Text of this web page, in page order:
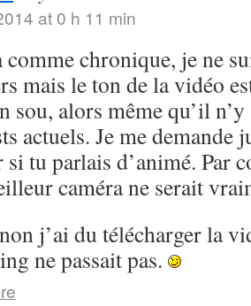
at 0 h 11 min
comme chronique, je ne
mais le ton de la vidéo
sou, alors même qu’il
actuels. Je me demande
si tu parlais d’animé. Par
caméra ne serait
j’ai du télécharger la
ne passait pas.